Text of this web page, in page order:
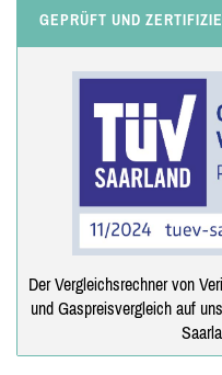
GEPRÜFT UND
Der Vergleichsrechner von
und Gaspreisvergleich auf